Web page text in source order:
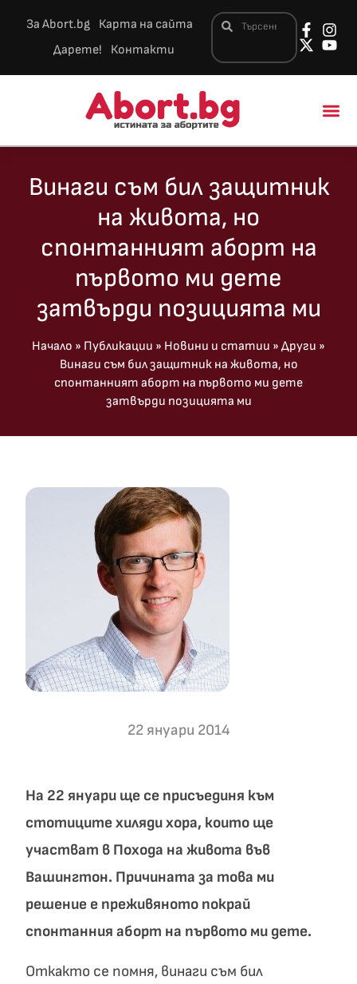
За Abort.bg
Карта на сайта
Дарете!
Контакти
Винаги съм бил защитник
на живота, но
спонтанният аборт на
първото ми дете
затвърди позицията ми
Начало » Публикации » Новини и статии » Други »
Винаги съм бил защитник на живота, но
спонтанният аборт на първото ми дете
затвърди позицията ми
22 януари 2014
На 22 януари ще се присъединя към
стотиците хиляди хора, които ще
участват в Похода на живота във
Вашингтон. Причината за това ми
решение е преживяното покрай
спонтанния аборт на първото ми дете.
Откакто се помня, винаги съм бил